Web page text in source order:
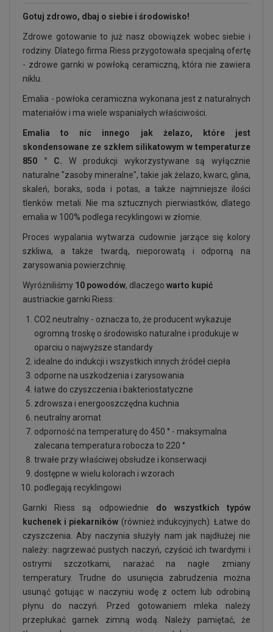
Gotuj zdrowo, dbaj o siebie i środowisko!
Zdrowe gotowanie to już nasz obowiązek wobec siebie i
rodziny. Dlatego firma Riess przygotowała specjalną ofertę
- zdrowe garnki w powłoką ceramiczną, która nie zawiera
niklu.
Emalia - powłoka ceramiczna wykonana jest z naturalnych
materiałów i ma wiele wspaniałych właściwości.
Emalia to nic innego jak żelazo, które jest
skondensowane ze szkłem silikatowym w temperaturze
850 ° C. W produkcji wykorzystywane są wyłącznie
naturalne "zasoby mineralne", takie jak żelazo, kwarc, glina,
skaleń, boraks, soda i potas, a także najmniejsze ilości
tlenków metali. Nie ma sztucznych pierwiastków, dlatego
emalia w 100% podlega recyklingowi w złomie.
Proces wypalania wytwarza cudownie jarzące się kolory
szkliwa, a także twardą, nieporowatą i odporną na
zarysowania powierzchnię.
Wyróżniliśmy 10 powodów, dlaczego warto kupić
austriackie garnki Riess:
CO2 neutralny - oznacza to, że producent wykazuje
ogromną troskę o środowisko naturalne i produkuje w
oparciu o najwyższe standardy
idealne do indukcji i wszystkich innych źródeł ciepła
odporne na uszkodzenia i zarysowania
łatwe do czyszczenia i bakteriostatyczne
zdrowsza i energooszczędna kuchnia
neutralny aromat
odporność na temperaturę do 450 ° - maksymalna
zalecana temperatura robocza to 220 °
trwałe przy właściwej obsłudze i konserwacji
dostępne w wielu kolorach i wzorach
podlegają recyklingowi
Garnki Riess są odpowiednie do wszystkich typów
kuchenek i piekarników (również indukcyjnych). Łatwe do
czyszczenia. Aby naczynia służyły nam jak najdłużej nie
należy: nagrzewać pustych naczyń, czyścić ich twardymi i
ostrymi szczotkami, narażać na nagłe zmiany
temperatury. Trudne do usunięcia zabrudzenia można
usunąć gotując w naczyniu wodę z octem lub odrobiną
płynu do naczyń. Przed gotowaniem mleka należy
przepłukać garnek zimną wodą. Należy pamiętać, że